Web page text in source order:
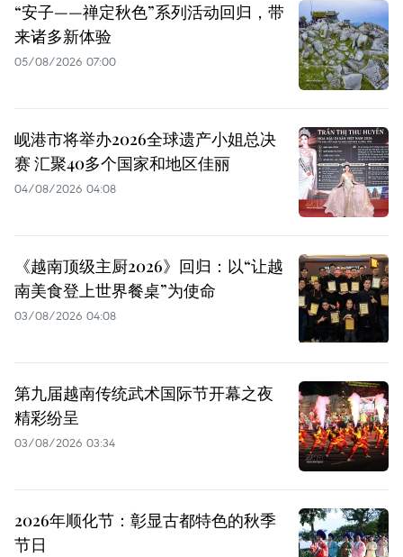
“安子——禅定秋色”系列活动回归，带
来诸多新体验
05/08/2026 07:00
岘港市将举办2026全球遗产小姐总决
赛 汇聚40多个国家和地区佳丽
04/08/2026 04:08
《越南顶级主厨2026》回归：以“让越
南美食登上世界餐桌”为使命
03/08/2026 04:08
第九届越南传统武术国际节开幕之夜
精彩纷呈
03/08/2026 03:34
2026年顺化节：彰显古都特色的秋季
节日